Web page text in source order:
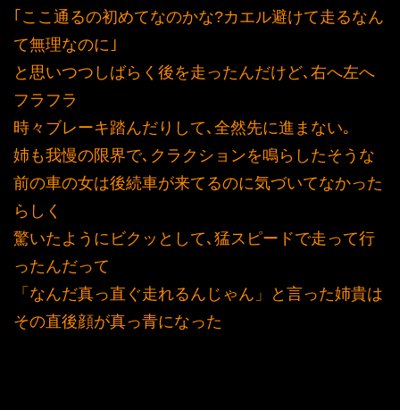
｢ここ通るの初めてなのかな?カエル避けて走るなん
て無理なのに｣
と思いつつしばらく後を走ったんだけど､右へ左へ
フラフラ
時々ブレーキ踏んだりして､全然先に進まない｡
姉も我慢の限界で､クラクションを鳴らしたそうな
前の車の女は後続車が来てるのに気づいてなかった
らしく
驚いたようにビクッとして､猛スピードで走って行
ったんだって
「なんだ真っ直ぐ走れるんじゃん」と言った姉貴は
その直後顔が真っ青になった